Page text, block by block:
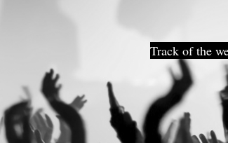
Track of the